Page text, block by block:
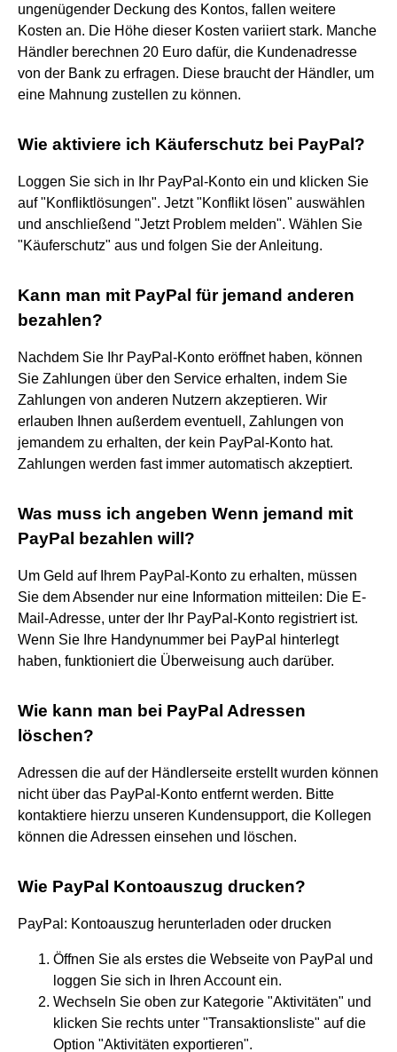
ungenügender Deckung des Kontos, fallen weitere
Kosten an. Die Höhe dieser Kosten variiert stark. Manche
Händler berechnen 20 Euro dafür, die Kundenadresse
von der Bank zu erfragen. Diese braucht der Händler, um
eine Mahnung zustellen zu können.
Wie aktiviere ich Käuferschutz bei PayPal?
Loggen Sie sich in Ihr PayPal-Konto ein und klicken Sie
auf "Konfliktlösungen". Jetzt "Konflikt lösen" auswählen
und anschließend "Jetzt Problem melden". Wählen Sie
"Käuferschutz" aus und folgen Sie der Anleitung.
Kann man mit PayPal für jemand anderen
bezahlen?
Nachdem Sie Ihr PayPal-Konto eröffnet haben, können
Sie Zahlungen über den Service erhalten, indem Sie
Zahlungen von anderen Nutzern akzeptieren. Wir
erlauben Ihnen außerdem eventuell, Zahlungen von
jemandem zu erhalten, der kein PayPal-Konto hat.
Zahlungen werden fast immer automatisch akzeptiert.
Was muss ich angeben Wenn jemand mit
PayPal bezahlen will?
Um Geld auf Ihrem PayPal-Konto zu erhalten, müssen
Sie dem Absender nur eine Information mitteilen: Die E-
Mail-Adresse, unter der Ihr PayPal-Konto registriert ist.
Wenn Sie Ihre Handynummer bei PayPal hinterlegt
haben, funktioniert die Überweisung auch darüber.
Wie kann man bei PayPal Adressen
löschen?
Adressen die auf der Händlerseite erstellt wurden können
nicht über das PayPal-Konto entfernt werden. Bitte
kontaktiere hierzu unseren Kundensupport, die Kollegen
können die Adressen einsehen und löschen.
Wie PayPal Kontoauszug drucken?
PayPal: Kontoauszug herunterladen oder drucken
Öffnen Sie als erstes die Webseite von PayPal und
loggen Sie sich in Ihren Account ein.
Wechseln Sie oben zur Kategorie "Aktivitäten" und
klicken Sie rechts unter "Transaktionsliste" auf die
Option "Aktivitäten exportieren".